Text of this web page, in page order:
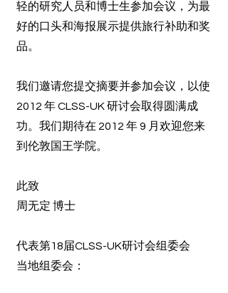
轻的研究人员和博士生参加会议，为最
好的口头和海报展示提供旅行补助和奖
品。
我们邀请您提交摘要并参加会议，以使
2012 年 CLSS-UK 研讨会取得圆满成
功。我们期待在 2012 年 9 月欢迎您来
到伦敦国王学院。
此致
周无定 博士
代表第18届CLSS-UK研讨会组委会
当地组委会：